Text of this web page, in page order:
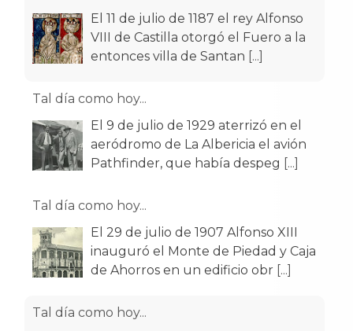
El 11 de julio de 1187 el rey Alfonso
VIII de Castilla otorgó el Fuero a la
entonces villa de Santan [...]
Tal día como hoy...
El 9 de julio de 1929 aterrizó en el
aeródromo de La Albericia el avión
Pathfinder, que había despeg [...]
Tal día como hoy...
El 29 de julio de 1907 Alfonso XIII
inauguró el Monte de Piedad y Caja
de Ahorros en un edificio obr [...]
Tal día como hoy...